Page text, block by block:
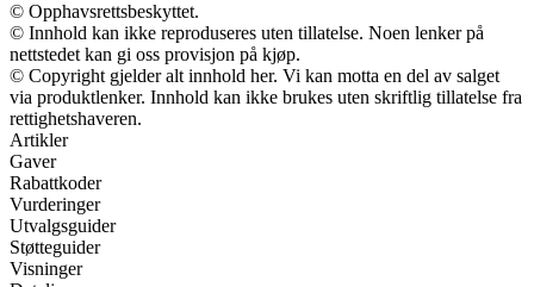
© Opphavsrettsbeskyttet.
© Innhold kan ikke reproduseres uten tillatelse. Noen lenker på
nettstedet kan gi oss provisjon på kjøp.
© Copyright gjelder alt innhold her. Vi kan motta en del av salget
via produktlenker. Innhold kan ikke brukes uten skriftlig tillatelse fra
rettighetshaveren.
Artikler
Gaver
Rabattkoder
Vurderinger
Utvalgsguider
Støtteguider
Visninger